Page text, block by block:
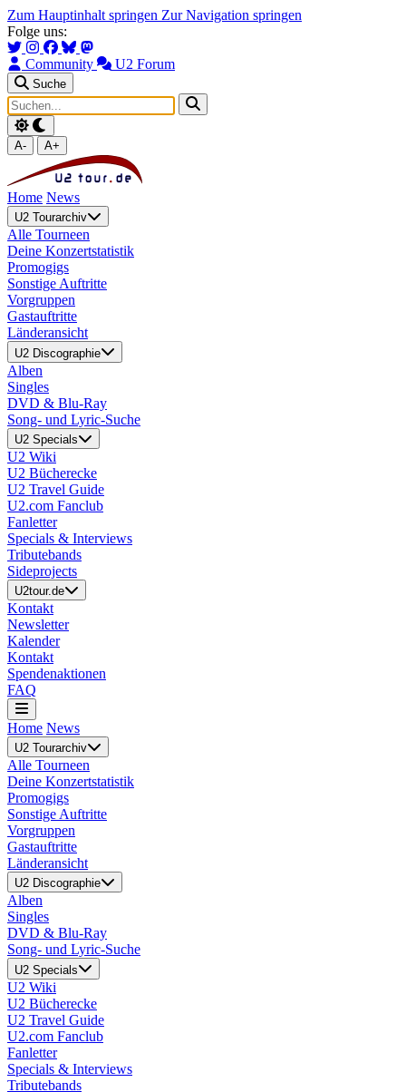
Zum Hauptinhalt springen Zur Navigation springen
Folge uns:
Community U2 Forum
Suche
A- A+
Home News
U2 Tourarchiv
Alle Tourneen
Deine Konzertstatistik
Promogigs
Sonstige Auftritte
Vorgruppen
Gastauftritte
Länderansicht
U2 Discographie
Alben
Singles
DVD & Blu-Ray
Song- und Lyric-Suche
U2 Specials
U2 Wiki
U2 Bücherecke
U2 Travel Guide
U2.com Fanclub
Fanletter
Specials & Interviews
Tributebands
Sideprojects
U2tour.de
Kontakt
Newsletter
Kalender
Kontakt
Spendenaktionen
FAQ
Home News
U2 Tourarchiv
Alle Tourneen
Deine Konzertstatistik
Promogigs
Sonstige Auftritte
Vorgruppen
Gastauftritte
Länderansicht
U2 Discographie
Alben
Singles
DVD & Blu-Ray
Song- und Lyric-Suche
U2 Specials
U2 Wiki
U2 Bücherecke
U2 Travel Guide
U2.com Fanclub
Fanletter
Specials & Interviews
Tributebands